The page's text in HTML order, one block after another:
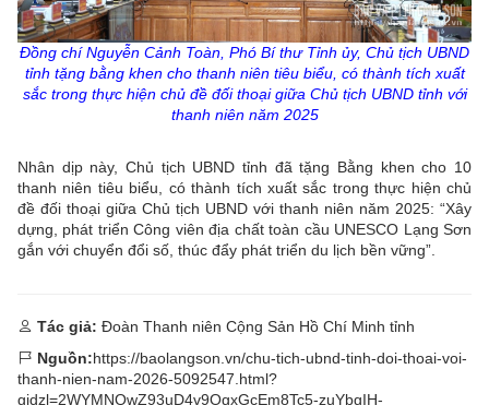
Đồng chí Nguyễn Cảnh Toàn, Phó Bí thư Tỉnh ủy, Chủ tịch UBND
tỉnh tặng bằng khen cho thanh niên tiêu biểu, có thành tích xuất
sắc trong thực hiện chủ đề đối thoại giữa Chủ tịch UBND tỉnh với
thanh niên năm 2025
Nhân dịp này, Chủ tịch UBND tỉnh đã tặng Bằng khen cho 10
thanh niên tiêu biểu, có thành tích xuất sắc trong thực hiện chủ
đề đối thoại giữa Chủ tịch UBND với thanh niên năm 2025: “Xây
dựng, phát triển Công viên địa chất toàn cầu UNESCO Lạng Sơn
gắn với chuyển đổi số, thúc đẩy phát triển du lịch bền vững”.
Tác giả: Đoàn Thanh niên Cộng Sản Hồ Chí Minh tỉnh
Nguồn:https://baolangson.vn/chu-tich-ubnd-tinh-doi-thoai-voi-
thanh-nien-nam-2026-5092547.html?
gidzl=2WYMNQwZ93uD4v9OgxGcEm8Tc5-zuYbgIH-